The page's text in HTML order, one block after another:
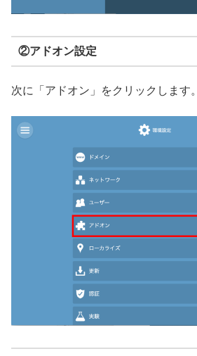
②アドオン設定
次に「アドオン」をクリックします。